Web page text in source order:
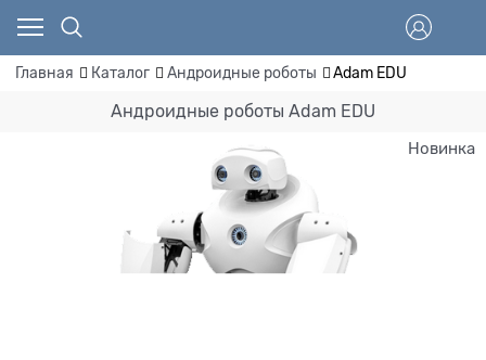
Главная Каталог Андроидные роботы Adam EDU
Андроидные роботы Adam EDU
Новинка